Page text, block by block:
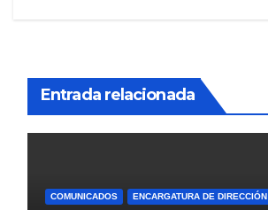
Entrada relacionada
COMUNICADOS ENCARGATURA DE DIRECCIÓN